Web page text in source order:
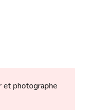
et photographe